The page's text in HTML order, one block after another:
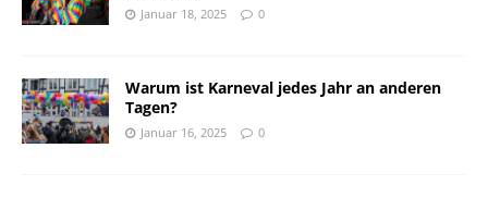
Januar 18, 2025 0
Warum ist Karneval jedes Jahr an anderen
Tagen?
Januar 16, 2025 0